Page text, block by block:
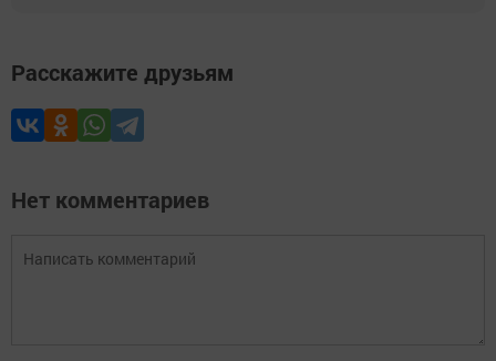
Расскажите друзьям
Нет комментариев